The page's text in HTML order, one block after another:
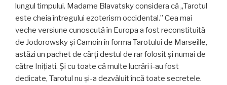
lungul timpului. Madame Blavatsky considera că „Tarotul
este cheia întregului ezoterism occidental.” Cea mai
veche versiune cunoscută în Europa a fost reconstituită
de Jodorowsky și Camoin în forma Tarotului de Marseille,
astăzi un pachet de cărți destul de rar folosit și numai de
către Inițiati. Și cu toate că multe lucrări i-au fost
dedicate, Tarotul nu și-a dezvăluit încă toate secretele.